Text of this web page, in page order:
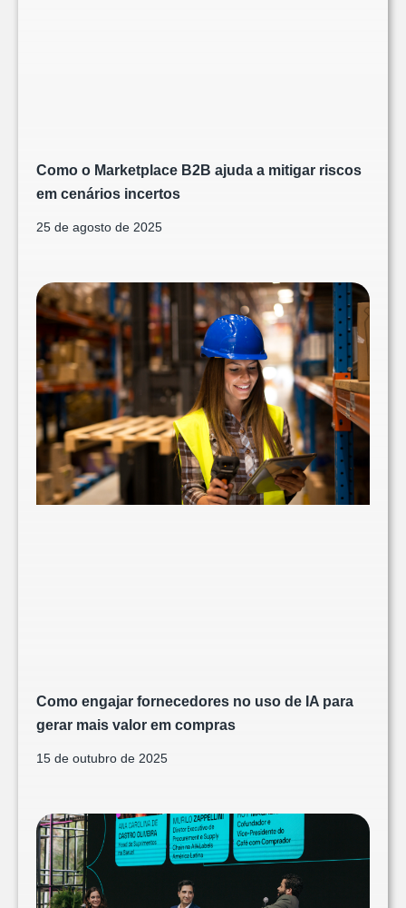
Como o Marketplace B2B ajuda a mitigar riscos
em cenários incertos
25 de agosto de 2025
Como engajar fornecedores no uso de IA para
gerar mais valor em compras
15 de outubro de 2025